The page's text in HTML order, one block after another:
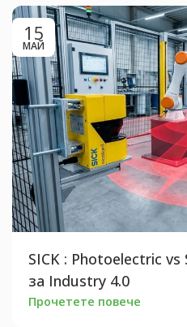
15
МАЙ
SICK : Photoelectric
за Industry 4.0
Прочетете повече